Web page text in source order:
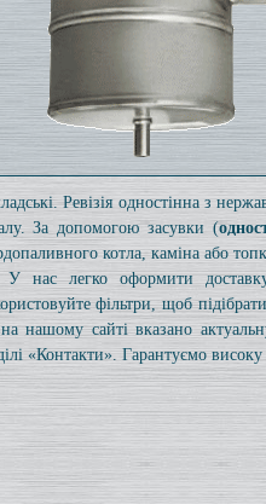
Ревізія одностінна з
За допомогою засувки (
котла, каміна або
У нас легко оформити
фільтри, щоб
нашому сайті вказано
«Контакти». Гарантуємо високу